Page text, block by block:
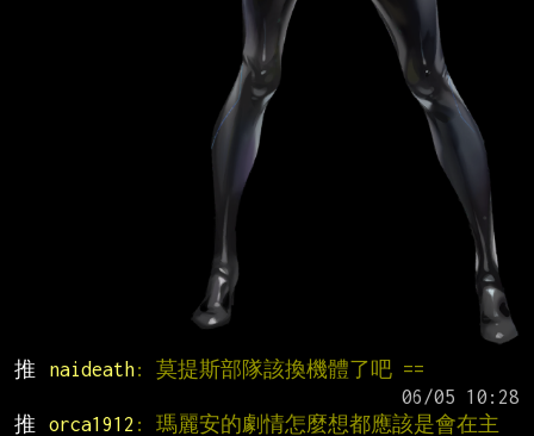
推 naideath: 莫提斯部隊該換機體了吧 ==
推
orca1912 : 瑪麗安的劇情怎麼想都應該是會在主